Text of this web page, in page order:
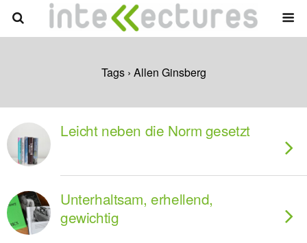
Tags › Allen Ginsberg
Leicht neben die Norm gesetzt
Unterhaltsam, erhellend,
gewichtig